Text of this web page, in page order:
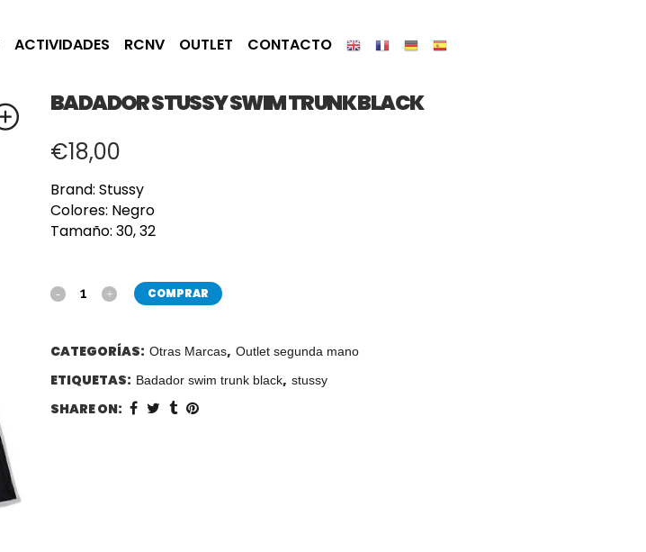
ACTIVIDADES RCNV OUTLET CONTACTO
BADADOR STUSSY SWIM TRUNK BLACK
€18,00
Brand: Stussy
Colores: Negro
Tamaño: 30, 32
COMPRAR
CATEGORÍAS: Otras Marcas, Outlet segunda mano
ETIQUETAS: Badador swim trunk black, stussy
SHARE ON: